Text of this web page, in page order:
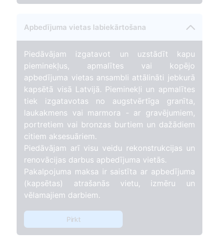
Apbedījuma vietas labiekārtošana
Piedāvājam izgatavot un uzstādīt kapu
pieminekļus, apmalītes vai kopējo
apbedījuma vietas ansambli attālināti jebkurā
kapsētā visā Latvijā. Pieminekļi un apmalītes
tiek izgatavotas no augstvērtīga granīta,
laukakmens vai marmora - ar gravējumiem,
portretiem vai bronzas burtiem un dažādiem
citiem aksesuāriem.
Piedāvājam arī visu veidu rekonstrukcijas un
renovācijas darbus apbedījuma vietās.
Pakalpojuma maksa ir saistīta ar apbedījuma
(kapsētas) atrašanās vietu, izmēru un
vēlamajiem darbiem.
Pirkt